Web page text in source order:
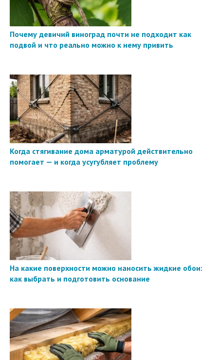
Почему девичий виноград почти не подходит как
подвой и что реально можно к нему привить
Когда стягивание дома арматурой действительно
помогает — и когда усугубляет проблему
На какие поверхности можно наносить жидкие обои:
как выбрать и подготовить основание